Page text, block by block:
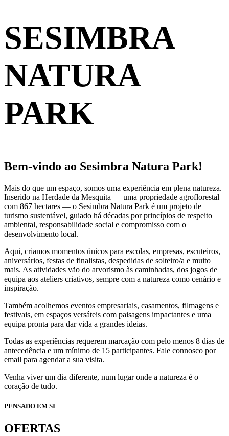
SESIMBRA
NATURA
PARK
Bem-vindo ao Sesimbra Natura Park!
Mais do que um espaço, somos uma experiência em plena natureza.
Inserido na Herdade da Mesquita — uma propriedade agroflorestal
com 867 hectares — o Sesimbra Natura Park é um projeto de
turismo sustentável, guiado há décadas por princípios de respeito
ambiental, responsabilidade social e compromisso com o
desenvolvimento local.
Aqui, criamos momentos únicos para escolas, empresas, escuteiros,
aniversários, festas de finalistas, despedidas de solteiro/a e muito
mais. As atividades vão do arvorismo às caminhadas, dos jogos de
equipa aos ateliers criativos, sempre com a natureza como cenário e
inspiração.
Também acolhemos eventos empresariais, casamentos, filmagens e
festivais, em espaços versáteis com paisagens impactantes e uma
equipa pronta para dar vida a grandes ideias.
Todas as experiências requerem marcação com pelo menos 8 dias de
antecedência e um mínimo de 15 participantes. Fale connosco por
email para agendar a sua visita.
Venha viver um dia diferente, num lugar onde a natureza é o
coração de tudo.
PENSADO EM SI
OFERTAS